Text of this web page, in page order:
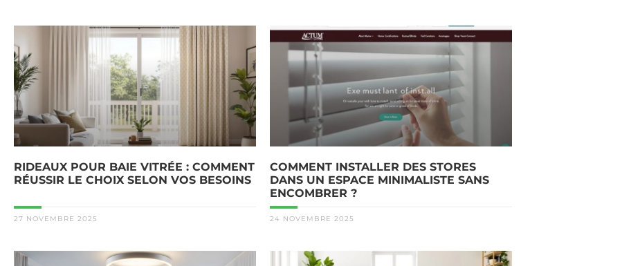
RIDEAUX POUR BAIE VITRÉE : COMMENT
RÉUSSIR LE CHOIX SELON VOS BESOINS
27 NOVEMBRE 2025
COMMENT INSTALLER DES STORES
DANS UN ESPACE MINIMALISTE SANS
ENCOMBRER ?
24 NOVEMBRE 2025